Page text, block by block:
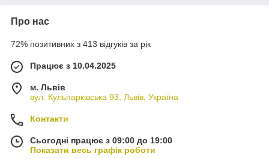
Про нас
72% позитивних з 413 відгуків за рік
Працює з 10.04.2025
м. Львів
вул. Кульпарківська 93, Львів, Україна
Контакти
Сьогодні працює з 09:00 до 19:00
Показати весь графік роботи